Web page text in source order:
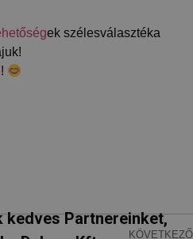
ek szélesválasztéka
!
Partnereinket,
KÖVETKEZŐ
.delego.hu
süti az egyedi
felhasználók
megkülönböztetésére